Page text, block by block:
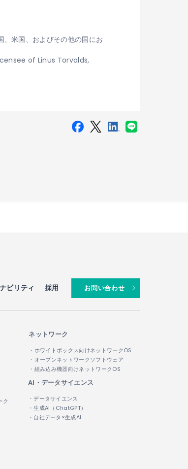
米国、およびその他の国にお
of Linus Torvalds,
ビリティ 採用 お問い合わせ
ネットワーク
・ホワイトボックス向けネットワークOS
・オープンネットワークソフトウェア
・組み込み機器向けネットワークOS
ク
AI・データサイエンス
・データサイエンス
・生成AI（ChatGPT）
・自社データ×生成AI